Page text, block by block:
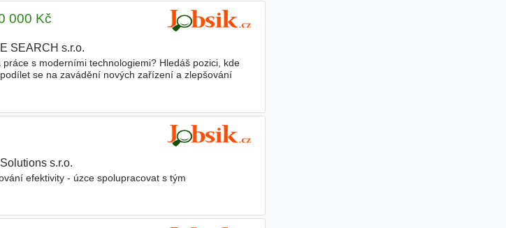
000 Kč
SEARCH s.r.o.
s moderními technologiemi? Hledáš pozici, kde
se na zavádění nových zařízení a zlepšování
s.r.o.
efektivity - úzce spolupracovat s tým